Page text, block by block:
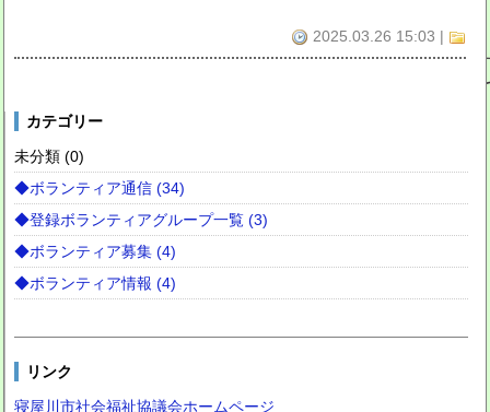
2025.03.26 15:03 |
カテゴリー
未分類 (0)
◆ボランティア通信 (34)
◆登録ボランティアグループ一覧 (3)
◆ボランティア募集 (4)
◆ボランティア情報 (4)
リンク
寝屋川市社会福祉協議会ホームページ